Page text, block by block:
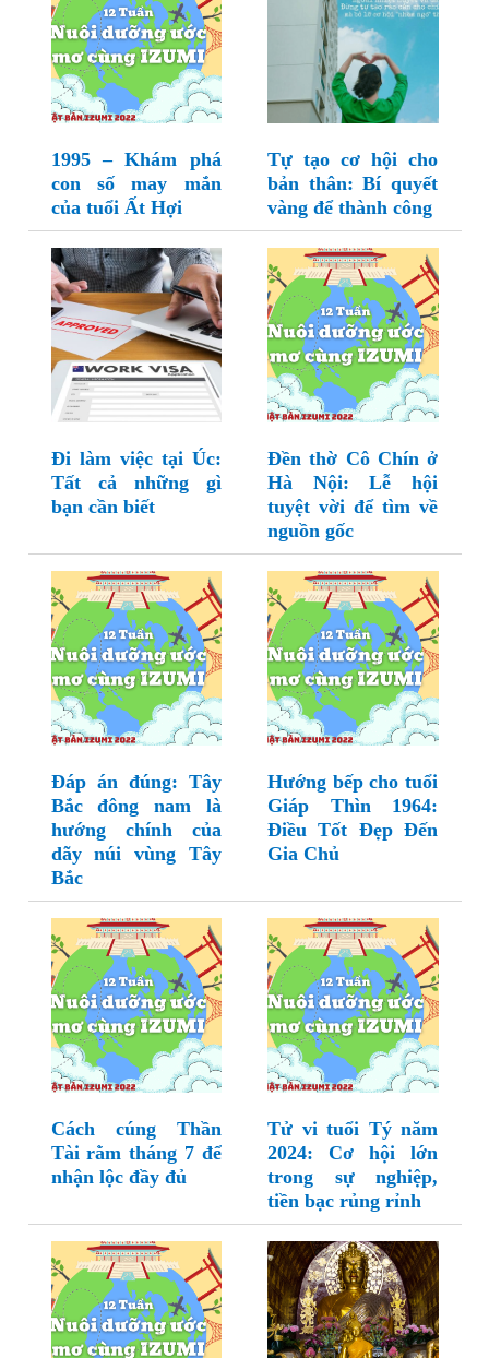
1995 – Khám phá
con số may mắn
của tuổi Ất Hợi
Tự tạo cơ hội cho
bản thân: Bí quyết
vàng để thành công
Đi làm việc tại Úc:
Tất cả những gì
bạn cần biết
Đền thờ Cô Chín ở
Hà Nội: Lễ hội
tuyệt vời để tìm về
nguồn gốc
Đáp án đúng: Tây
Bắc đông nam là
hướng chính của
dãy núi vùng Tây
Bắc
Hướng bếp cho tuổi
Giáp Thìn 1964:
Điều Tốt Đẹp Đến
Gia Chủ
Cách cúng Thần
Tài rằm tháng 7 để
nhận lộc đầy đủ
Tử vi tuổi Tý năm
2024: Cơ hội lớn
trong sự nghiệp,
tiền bạc rủng rỉnh